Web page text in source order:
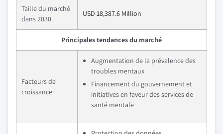
Taille du marché
dans 2030
USD 18,387.6 Million
Principales tendances du marché
Facteurs de
croissance
Augmentation de la prévalence des
troubles mentaux
Financement du gouvernement et
initiatives en faveur des services de
santé mentale